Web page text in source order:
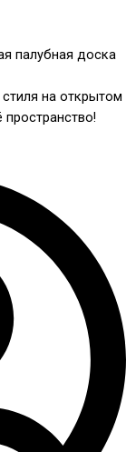
палубная доска
на открытом
пространство!